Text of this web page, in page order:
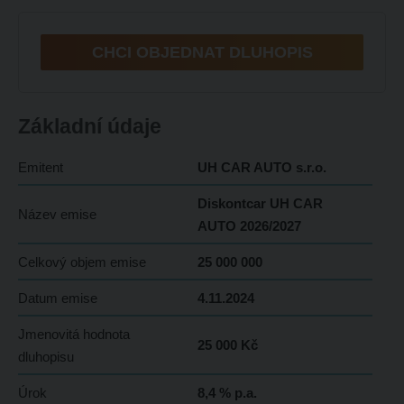
CHCI OBJEDNAT DLUHOPIS
Základní údaje
Emitent UH CAR AUTO s.r.o.
Název emise
Diskontcar UH CAR
AUTO 2026/2027
Celkový objem emise 25 000 000
Datum emise 4.11.2024
Jmenovitá hodnota
dluhopisu
25 000 Kč
Úrok 8,4 % p.a.